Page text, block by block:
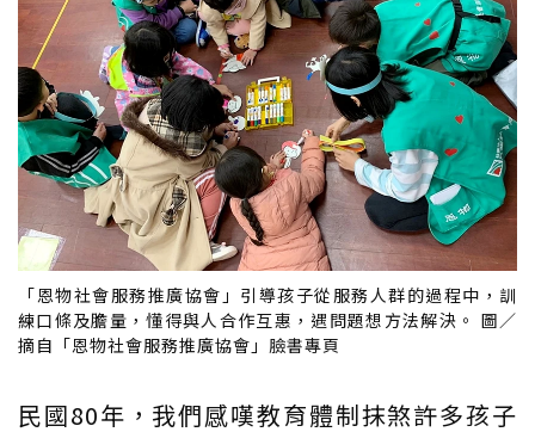
「恩物社會服務推廣協會」引導孩子從服務人群的過程中，訓
練口條及膽量，懂得與人合作互惠，遇問題想方法解決。 圖／
摘自「恩物社會服務推廣協會」臉書專頁
民國80年，我們感嘆教育體制抹煞許多孩子